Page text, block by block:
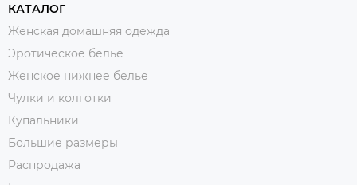
КАТАЛОГ
Женская домашняя одежда
Эротическое белье
Женское нижнее белье
Чулки и колготки
Купальники
Большие размеры
Распродажа